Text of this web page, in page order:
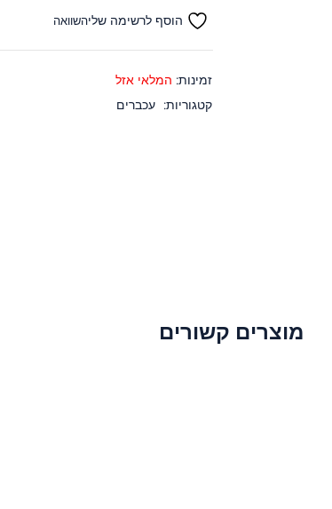
הוסף לרשימה שליהשוואה
זמינות: המלאי אזל
קטגוריות: עכברים
מוצרים קשורים